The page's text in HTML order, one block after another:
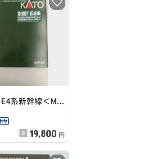
1/160 E4系新幹線＜Max＞ 8両セット
19,800 円